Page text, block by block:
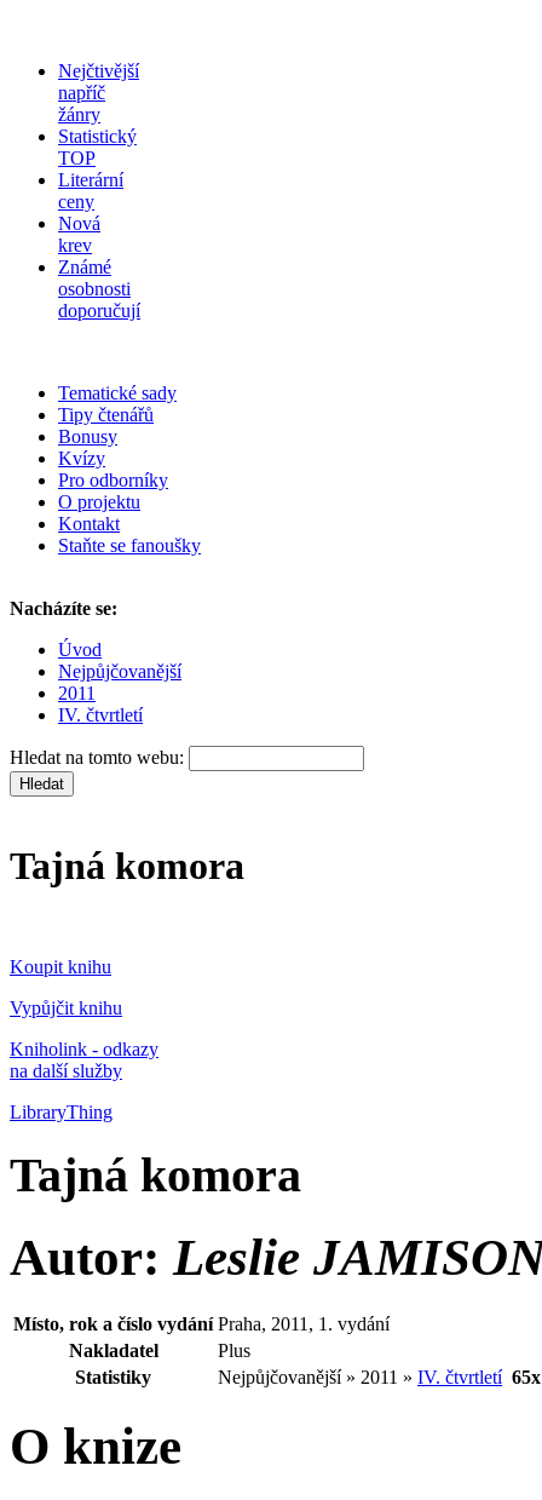
Nejčtivější
napříč
žánry
Statistický
TOP
Literární
ceny
Nová
krev
Známé
osobnosti
doporučují
Tematické sady
Tipy čtenářů
Bonusy
Kvízy
Pro odborníky
O projektu
Kontakt
Staňte se fanoušky
Nacházíte se:
Úvod
Nejpůjčovanější
2011
IV. čtvrtletí
Hledat na tomto webu:
Tajná komora
Koupit knihu
Vypůjčit knihu
Kniholink - odkazy
na další služby
LibraryThing
Tajná komora
Autor: Leslie
Místo, rok a číslo vydání Praha, 2011, 1. vydání
Nakladatel
Plus
Statistiky
Nejpůjčovanější » 2011 » IV. čtvrtletí 65x
O knize